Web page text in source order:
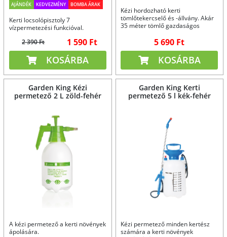
AJÁNDÉK KEDVEZMÉNY BOMBA ÁRAK
Kerti locsolópisztoly 7
vízpermetezési funkcióval.
2 390 Ft
1 590 Ft
KOSÁRBA
Kézi hordozható kerti
tömlőtekercselő és -állvány. Akár
35 méter tömlő gazdaságos
5 690 Ft
KOSÁRBA
Garden King Kézi
permetező 2 L zöld-fehér
A kézi permetező a kerti növények
ápolására.
Garden King Kerti
permetező 5 l kék-fehér
Kézi permetező minden kertész
számára a kerti növények